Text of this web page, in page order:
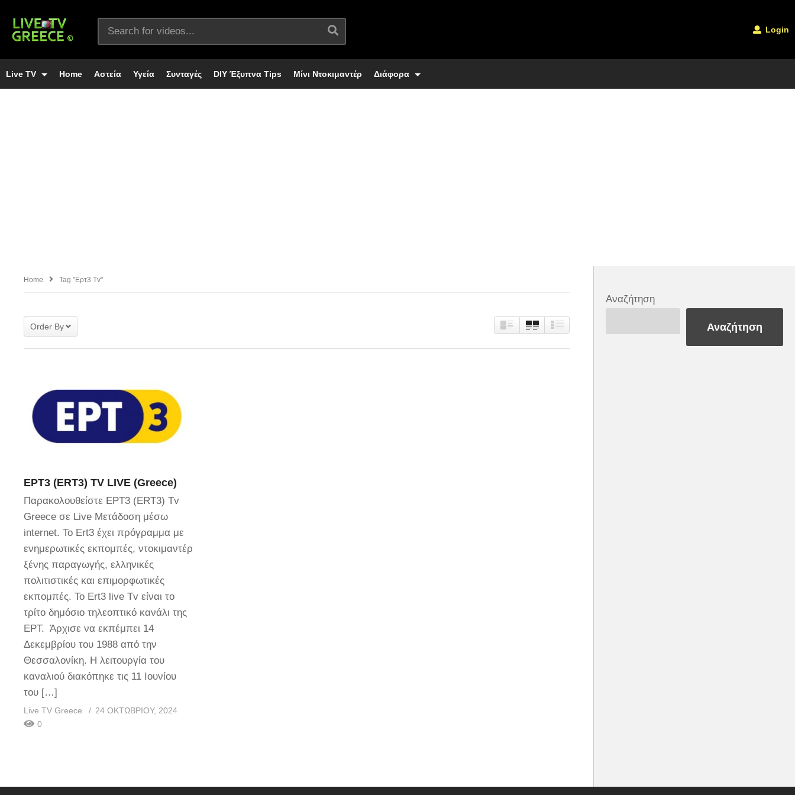
Login
Live TV Home Αστεία Υγεία Συνταγές DIY Έξυπνα Tips Μίνι Ντοκιμαντέρ Διάφορα
Home Tag "Ερτ3 Tv"
Order By
ΕΡΤ3 (ERT3) TV LIVE (Greece)
Παρακολουθείστε ΕΡΤ3 (ERT3) Tv
Greece σε Live Μετάδοση μέσω
internet. Το Ert3 έχει πρόγραμμα με
ενημερωτικές εκπομπές, ντοκιμαντέρ
ξένης παραγωγής, ελληνικές
πολιτιστικές και επιμορφωτικές
εκπομπές. To Ert3 live Tv είναι το
τρίτο δημόσιο τηλεοπτικό κανάλι της
ΕΡΤ. Άρχισε να εκπέμπει 14
Δεκεμβρίου του 1988 από την
Θεσσαλονίκη. Η λειτουργία του
καναλιού διακόπηκε τις 11 Ιουνίου
του […]
Live TV Greece
24 ΟΚΤΩΒΡΊΟΥ, 2024
0
Αναζήτηση
Αναζήτηση